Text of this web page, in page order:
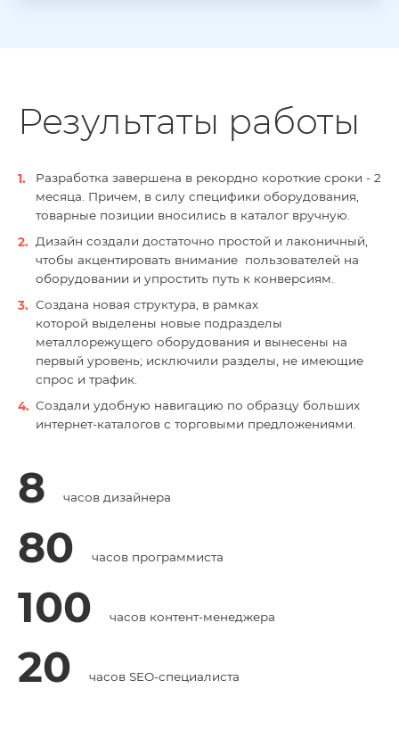
Результаты работы
Разработка завершена в рекордно короткие сроки - 2
месяца. Причем, в силу специфики оборудования,
товарные позиции вносились в каталог вручную.
Дизайн создали достаточно простой и лаконичный,
чтобы акцентировать внимание пользователей на
оборудовании и упростить путь к конверсиям.
Создана новая структура, в рамках
которой выделены новые подразделы
металлорежущего оборудования и вынесены на
первый уровень; исключили разделы, не имеющие
спрос и трафик.
Создали удобную навигацию по образцу больших
интернет-каталогов с торговыми предложениями.
8 часов дизайнера
80 часов программиста
100 часов контент-менеджера
20 часов SEO-специалиста